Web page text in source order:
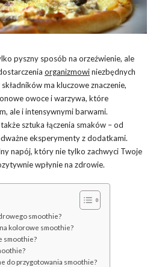
pyszny sposób na orzeźwienie, ale
organizmowiniezbędnych
ma kluczowe znaczenie,
owoce i warzywa, które
ale i intensywnymi barwami.
sztuka łączenia smaków – od
eksperymenty z dodatkami.
napój, który nie tylko zachwyci Twoje
wpłynie na zdrowie.
smoothie?
kolorowe smoothie?
smoothie?
do przygotowania smoothie?